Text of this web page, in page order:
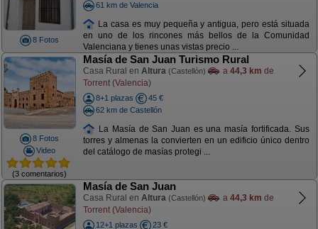
8 Fotos
61 km de Valencia
La casa es muy pequeña y antigua, pero está situada
en uno de los rincones más bellos de la Comunidad
Valenciana y tienes unas vistas precio ...
8 Fotos
Video
(3 comentarios)
Masía de San Juan Turismo Rural
Casa Rural en Altura (Castellón) a 44,3 km de
Torrent (Valencia)
8+1 plazas
45 €
62 km de Castellón
La Masía de San Juan es una masía fortificada. Sus
torres y almenas la convierten en un edificio único dentro
del catálogo de masías protegi ...
Masía de San Juan
Casa Rural en Altura (Castellón) a 44,3 km de
Torrent (Valencia)
12+1 plazas 23 €